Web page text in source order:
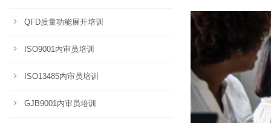
QFD质量功能展开培训
ISO9001内审员培训
ISO13485内审员培训
GJB9001内审员培训